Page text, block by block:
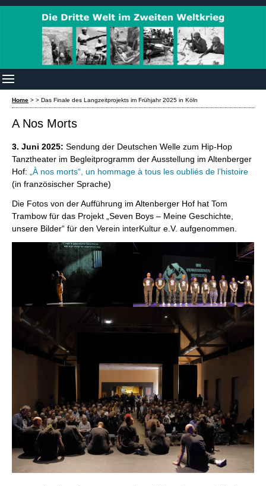
Home > > Das Finale des Langzeitprojekts im Frühjahr 2025 in Köln
A Nos Morts
3. Juni 2025: Sendung der Deutschen Welle zum Hip-Hop
Tanztheater im Begleitprogramm der Ausstellung im Altenberger
Hof:
„À nos morts“, un hommage à tous les oubliés de l’histoire
(in französischer Sprache)
Die Fotos von der Aufführung im Altenberger Hof hat Tom
Trambow für das Projekt „Seven Boys – Meine Geschichte,
unsere Bilder“ für den Verein interKultur e.V. aufgenommen.